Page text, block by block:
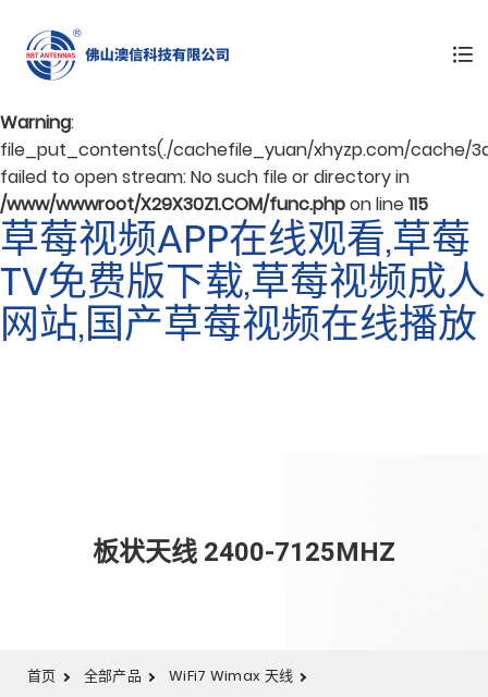
Warning: mkdir(): No space left on device in
/www/wwwroot/X29X30Z1.COM/func.php
Warning:
file_put_contents(./cachefile_yuan/xhyzp.com/cache/
failed to open stream: No such file or directory in
/www/wwwroot/X29X30Z1.COM/func.phpon line115
草莓视频APP在线观看,草莓
TV免费版下载,草莓视频成人
网站,国产草莓视频在线播放
板状天线 2400-7125MHZ
首页 全部产品
WiFi7 Wimax 天线